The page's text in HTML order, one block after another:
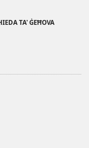
TA' ĠEĦOVA